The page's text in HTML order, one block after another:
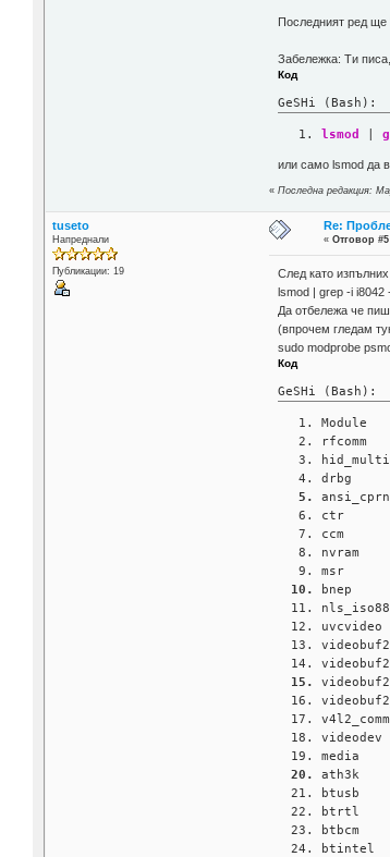
Последният ред ще
Забележка: Ти
Код
GeSHi (Bash):
lsmod |
или само lsmod да
«Последна редакция:
tuseto
Напреднали
Публикации: 19
Re:
«Отговор
След като
lsmod | grep -i i8042
Да отбележа че
(впрочем гледам
sudo modprobe
Код
GeSHi (Bash):
Module